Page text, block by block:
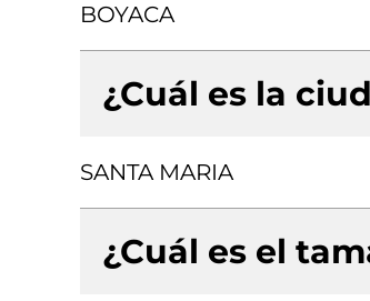
BOYACA
¿Cuál es la
SANTA MARIA
¿Cuál es el